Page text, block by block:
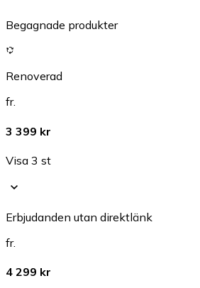
Begagnade produkter
Renoverad
fr.
3 399 kr
Visa 3 st
Erbjudanden utan direktlänk
fr.
4 299 kr